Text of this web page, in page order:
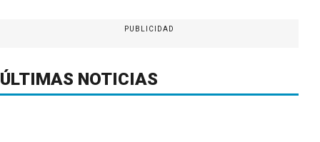
PUBLICIDAD
ÚLTIMAS NOTICIAS